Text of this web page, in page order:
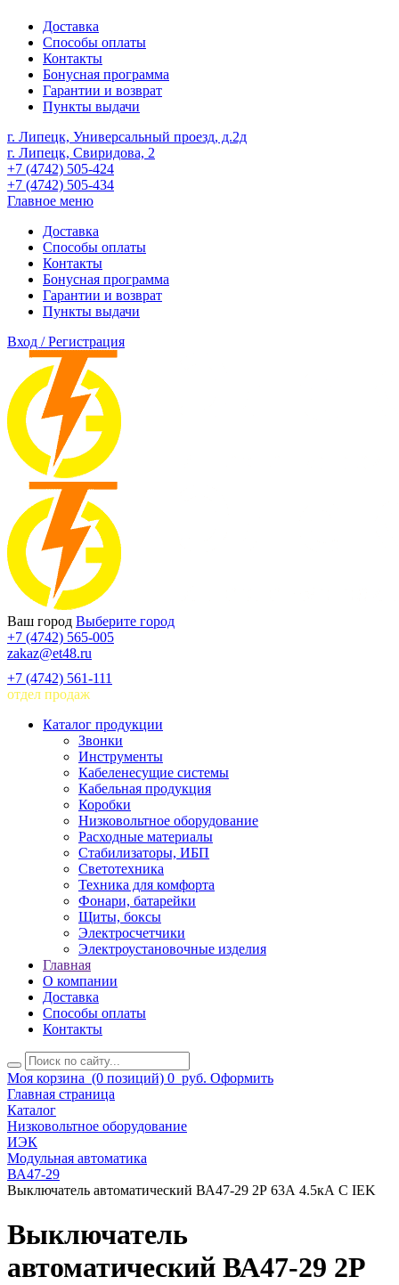
Доставка
Способы оплаты
Контакты
Бонусная программа
Гарантии и возврат
Пункты выдачи
г. Липецк, Универсальный проезд, д.2д
г. Липецк, Свиридова, 2
+7 (4742) 505-424
+7 (4742) 505-434
Главное меню
Доставка
Способы оплаты
Контакты
Бонусная программа
Гарантии и возврат
Пункты выдачи
Вход / Регистрация
Ваш город Выберите город
+7 (4742) 565-005
zakaz@et48.ru
+7 (4742) 561-111
отдел продаж
Каталог продукции
Звонки
Инструменты
Кабеленесущие системы
Кабельная продукция
Коробки
Низковольтное оборудование
Расходные материалы
Стабилизаторы, ИБП
Светотехника
Техника для комфорта
Фонари, батарейки
Щиты, боксы
Электросчетчики
Электроустановочные изделия
Главная
О компании
Доставка
Способы оплаты
Контакты
Моя корзина (0 позиций) 0 руб. Оформить
Главная страница
Каталог
Низковольтное оборудование
ИЭК
Модульная автоматика
ВА47-29
Выключатель автоматический ВА47-29 2Р 63А 4.5кА С IEK
Выключатель
автоматический ВА47-29 2Р